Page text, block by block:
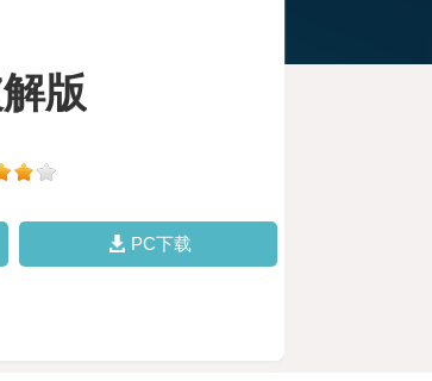
版
PC下载